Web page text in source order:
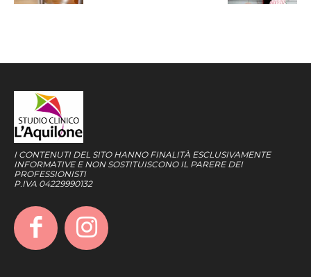
I CONTENUTI DEL SITO HANNO FINALITÀ ESCLUSIVAMENTE
INFORMATIVE E NON SOSTITUISCONO IL PARERE DEI
PROFESSIONISTI
P.IVA 04229990132